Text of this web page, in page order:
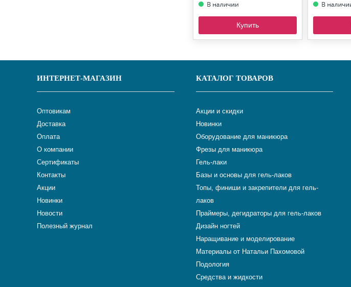
Купить
ИНТЕРНЕТ-МАГАЗИН
Оптовикам
Доставка
Оплата
О компании
Сертификаты
Контакты
Акции
Новинки
Новости
Полезный журнал
КАТАЛОГ ТОВАРОВ
Акции и скидки
Новинки
Оборудование для маникюра
Фрезы для маникюра
Гель-лаки
Базы и основы для гель-лаков
Топы, финиши и закрепители для гель-
лаков
Праймеры, дегидраторы для гель-лаков
Дизайн ногтей
Наращивание и моделирование
Материалы от Натальи Пахомовой
Подология
Средства и жидкости